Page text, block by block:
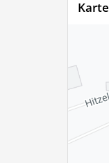
Karte